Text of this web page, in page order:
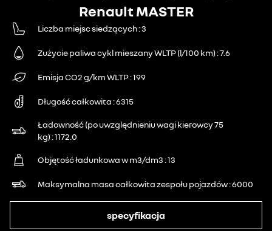
Renault MASTER
Liczba miejsc siedzących 3
Zużycie paliwa cykl mieszany WLTP (l/100 km) 7.6
Emisja CO2 g/km WLTP 199
Długość całkowita 6315
Ładowność (po uwzględnieniu wagi kierowcy 75
kg) 1172.0
Objętość ładunkowa w m3/dm3 13
Maksymalna masa całkowita zespołu pojazdów 6000
specyfikacja